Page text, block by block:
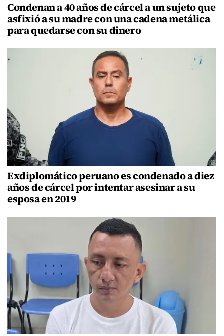
Condenan a 40 años de cárcel a un sujeto que
asfixió a su madre con una cadena metálica
para quedarse con su dinero
Exdiplomático peruano es condenado a diez
años de cárcel por intentar asesinar a su
esposa en 2019